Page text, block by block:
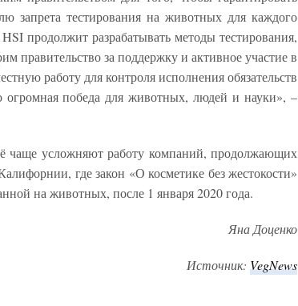
запрета тестирования на животных для каждого
продолжит разрабатывать методы тестирования,
правительство за поддержку и активное участие в
работу для контроля исполнения обязательств
огромная победа для животных, людей и науки», –
чаще усложняют работу компаний, продолжающих
где закон «О косметике без жестокости»
на животных, после 1 января 2020 года.
Яна Доценко
Источник: VegNews